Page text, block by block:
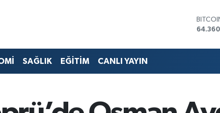
DOLAR
13.887
SAĞLIK EĞİTİM CANLI YAYIN